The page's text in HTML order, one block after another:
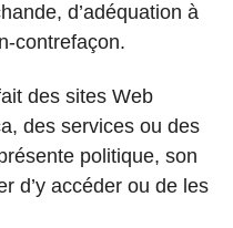
d’adéquation à
contrefaçon.
des sites Web
des services ou des
politique, son
d’y accéder ou de les